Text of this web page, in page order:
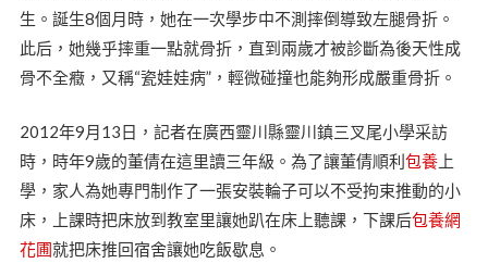
生。誕生8個月時，她在一次學步中不測摔倒導致左腿骨折。
此后，她幾乎摔重一點就骨折，直到兩歲才被診斷為後天性成
骨不全癥，又稱“瓷娃娃病”，輕微碰撞也能夠形成嚴重骨折。
2012年9月13日，記者在廣西靈川縣靈川鎮三叉尾小學采訪
時，時年9歲的董倩在這里讀三年級。為了讓董倩順利包養上
學，家人為她專門制作了一張安裝輪子可以不受拘束推動的小
床，上課時把床放到教室里讓她趴在床上聽課，下課后包養網
花圃就把床推回宿舍讓她吃飯歇息。